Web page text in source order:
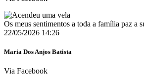
Os meus sentimentos a toda a família paz a
22/05/2026 14:26
Maria Dos Anjos Batista
Via Facebook